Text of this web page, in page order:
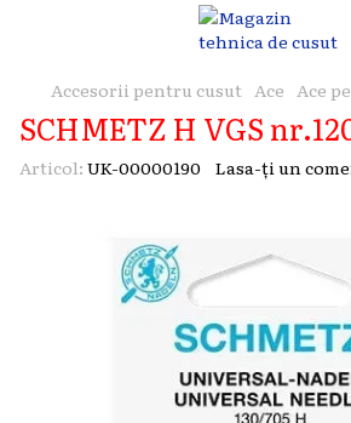
Accesorii pentru cusut Ace Ace
SCHMETZ H VGS
Articol: UK-00000190 Lasa-ți un